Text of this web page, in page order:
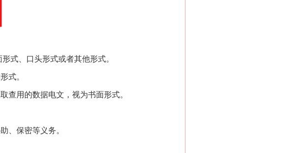
式、口头形式或者其他形式。
式。
用的数据电文，视为书面形式。
、保密等义务。